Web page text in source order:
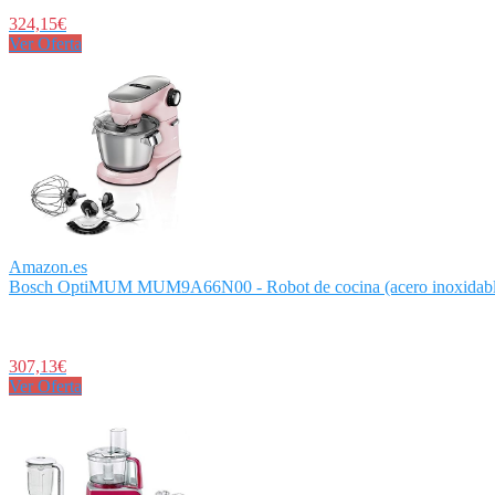
324,15€
Ver Oferta
Amazon.es
Bosch OptiMUM MUM9A66N00 - Robot de cocina (acero
307,13€
Ver Oferta